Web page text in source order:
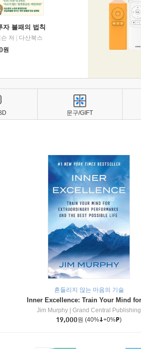
자 불패의 법칙
저
다산북스
원
흔들리지 않는 마음의 기술
Jim Murphy
Grand Central Publishing
19,000원 (40% +0% )
문구/GIFT